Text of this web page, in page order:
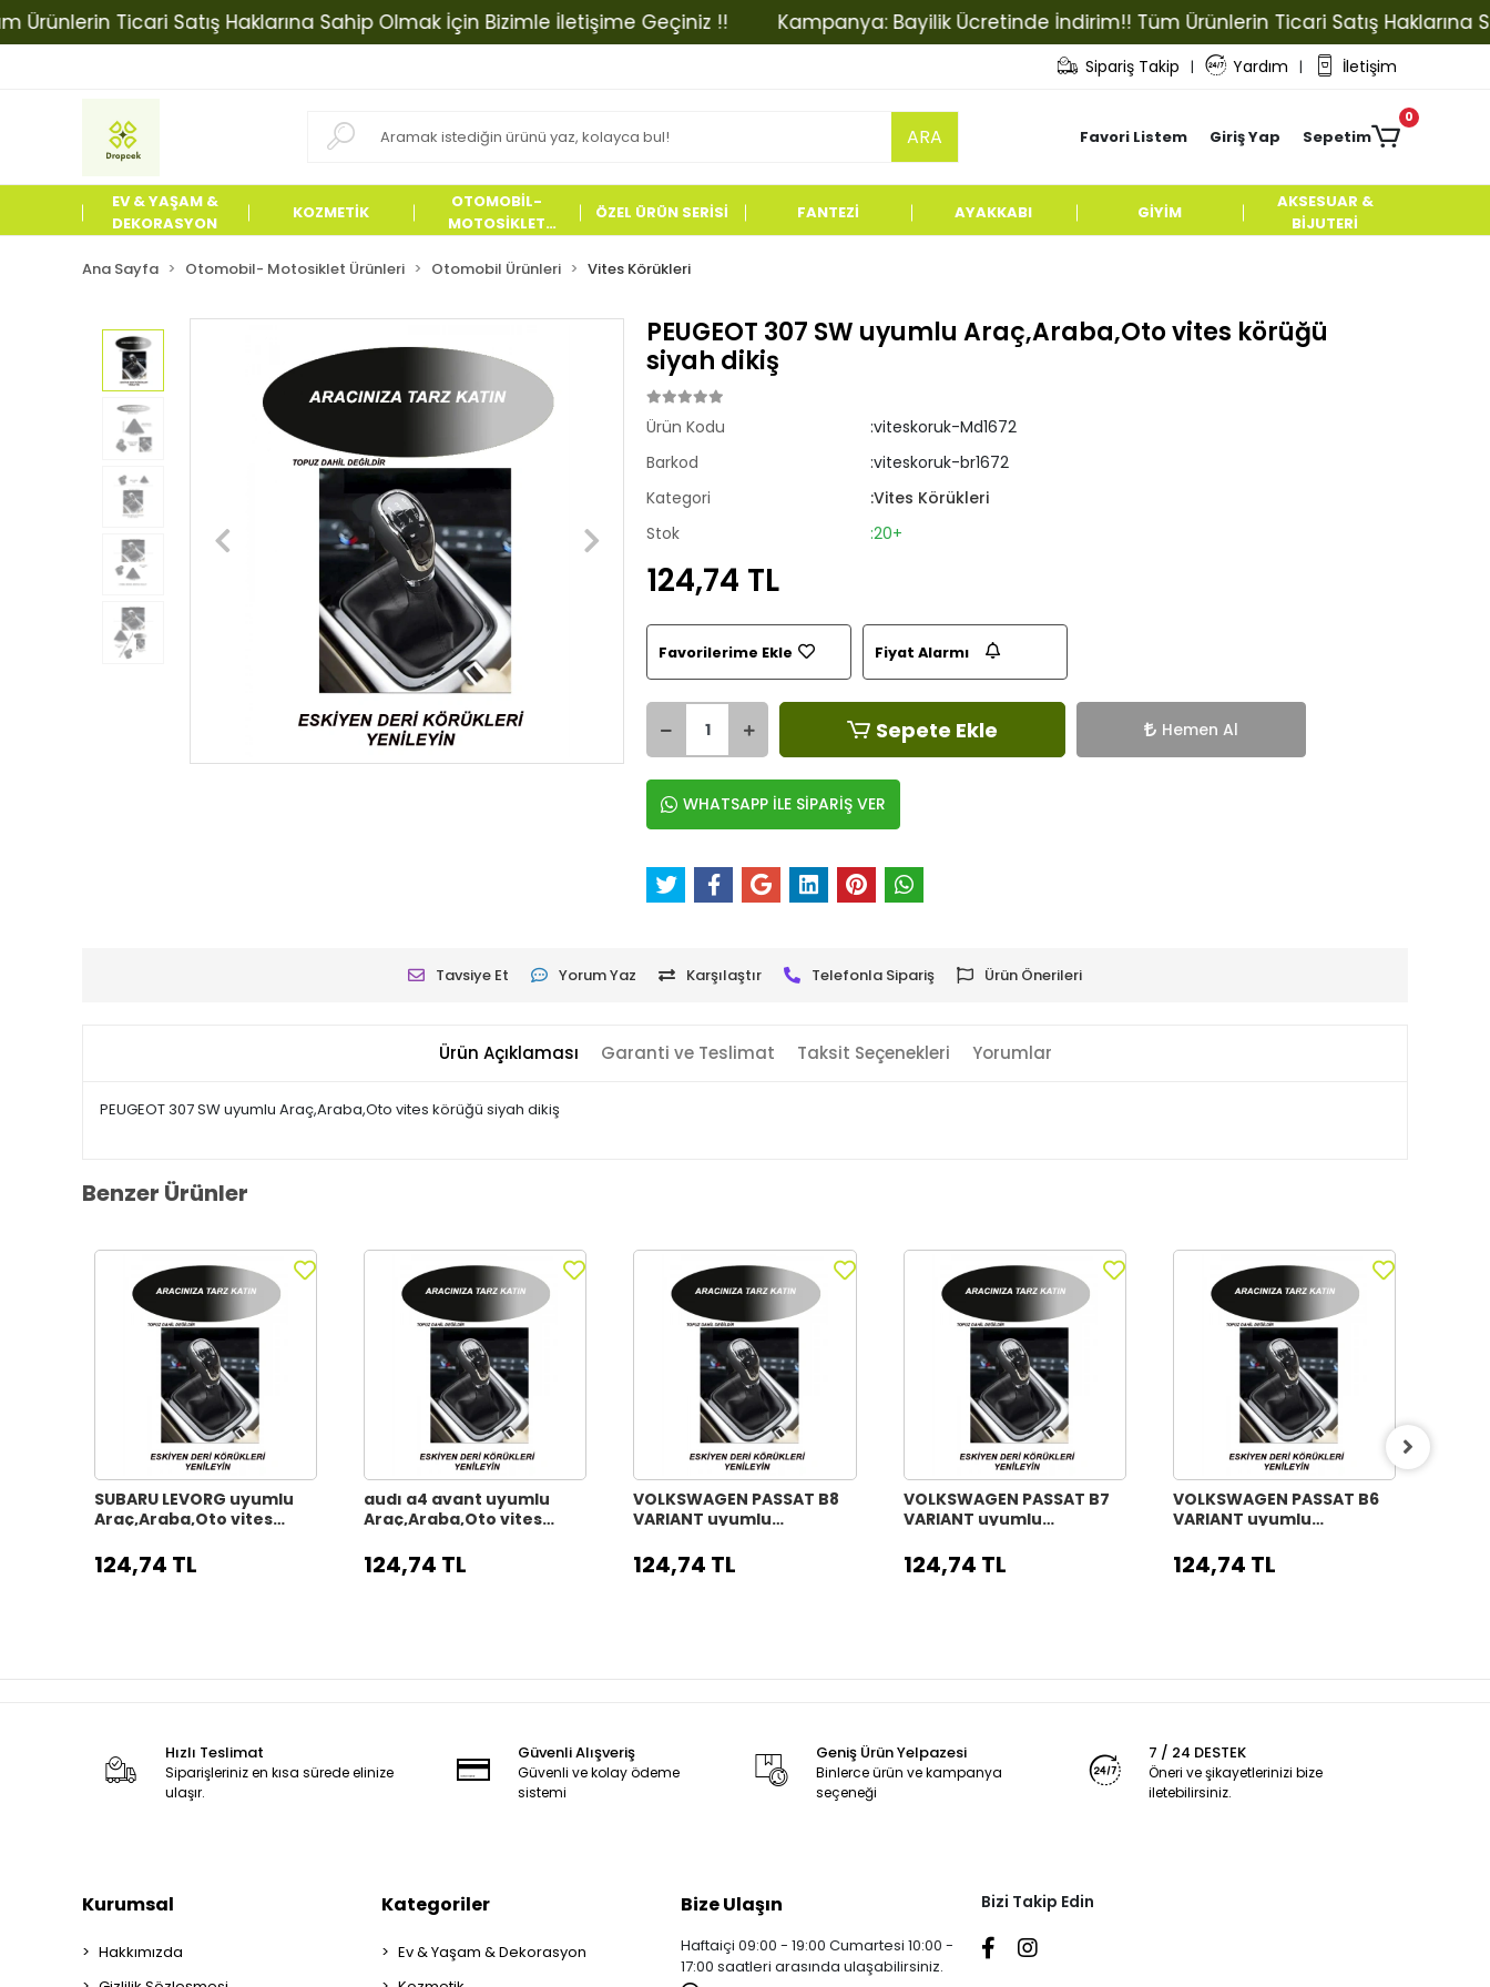
Ticari Satış Haklarına Sahip Olmak İçin Bizimle İletişime Geçiniz !! Kampanya: Bayilik Ücretinde İndirim!! Tüm Ürünlerin Ticari Satış Haklarına
Sipariş Takip | Yardım | İletişim
ARA Favori Listem Giriş Yap Sepetim
0
EV & YAŞAM &
DEKORASYON
KOZMETİK
OTOMOBİL-
MOTOSİKLET
ÖZEL ÜRÜN SERİSİ FANTEZİ AYAKKABI GİYİM
AKSESUAR &
BİJUTERİ
Ana Sayfa Otomobil- Motosiklet Ürünleri Otomobil Ürünleri Vites Körükleri
PEUGEOT 307 SW uyumlu Araç,Araba,Oto vites körüğü
siyah dikiş
Ürün Kodu
:viteskoruk-Md1672
Barkod
:viteskoruk-br1672
Kategori
:Vites Körükleri
Stok
:20+
124,74 TL
Favorilerime Ekle Fiyat Alarmı
Sepete Ekle Hemen Al
WHATSAPP İLE SİPARİŞ VER
Tavsiye Et Yorum Yaz Karşılaştır Telefonla Sipariş Ürün Önerileri
Ürün Açıklaması Garanti ve Teslimat Taksit Seçenekleri Yorumlar
PEUGEOT 307 SW uyumlu Araç,Araba,Oto vites körüğü siyah dikiş
Benzer Ürünler
SUBARU LEVORG uyumlu
Araç,Araba,Oto vites
124,74 TL
audı a4 avant uyumlu
Araç,Araba,Oto vites
124,74 TL
VOLKSWAGEN PASSAT B8
VARIANT uyumlu
körüğü siyah dikiş
124,74 TL
VOLKSWAGEN PASSAT B7
VARIANT uyumlu
körüğü siyah dikiş
124,74 TL
VOLKSWAGEN PASSAT B6
VARIANT uyumlu
körüğü siyah dikiş
124,74 TL
Hızlı Teslimat
Siparişleriniz en kısa sürede elinize
ulaşır.
Güvenli Alışveriş
Güvenli ve kolay ödeme
sistemi
Geniş Ürün Yelpazesi
Binlerce ürün ve kampanya
seçeneği
7 / 24 DESTEK
Öneri ve şikayetlerinizi bize
iletebilirsiniz.
Kurumsal
Hakkımızda
Kategoriler
Ev & Yaşam & Dekorasyon
Bize Ulaşın
Haftaiçi 09:00 - 19:00 Cumartesi 10:00 -
17:00 saatleri arasında ulaşabilirsiniz.
Bizi Takip Edin